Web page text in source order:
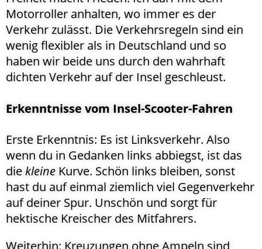
Motorroller anhalten, wo immer es der
Verkehr zulässt. Die Verkehrsregeln sind ein
wenig flexibler als in Deutschland und so
haben wir beide uns durch den wahrhaft
dichten Verkehr auf der Insel geschleust.
Erkenntnisse vom Insel-Scooter-Fahren
Erste Erkenntnis: Es ist Linksverkehr. Also
wenn du in Gedanken links abbiegst, ist das
diekleine Kurve. Schön links bleiben, sonst
hast du auf einmal ziemlich viel Gegenverkehr
auf deiner Spur. Unschön und sorgt für
hektische Kreischer des Mitfahrers.